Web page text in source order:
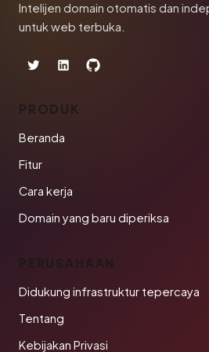
Intelijen domain otomatis dan
untuk web terbuka.
PRODUK
Beranda
Fitur
Cara kerja
Domain yang baru diperiksa
PERUSAHAAN
Didukung infrastruktur tepercaya
Tentang
Kebijakan Privasi